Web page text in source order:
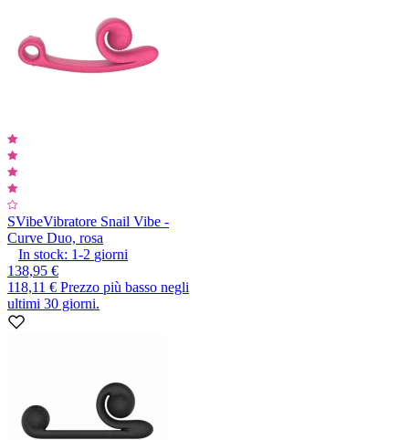
SVibeVibratore Snail Vibe -
Curve Duo, rosa
In stock: 1-2 giorni
138,95 €
118,11 € Prezzo più basso negli
ultimi 30 giorni.